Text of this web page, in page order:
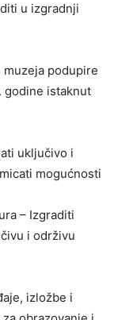
u izgradnji
muzeja podupire
godine istaknut
uključivo i
mogućnosti
– Izgraditi
i održivu
izložbe i